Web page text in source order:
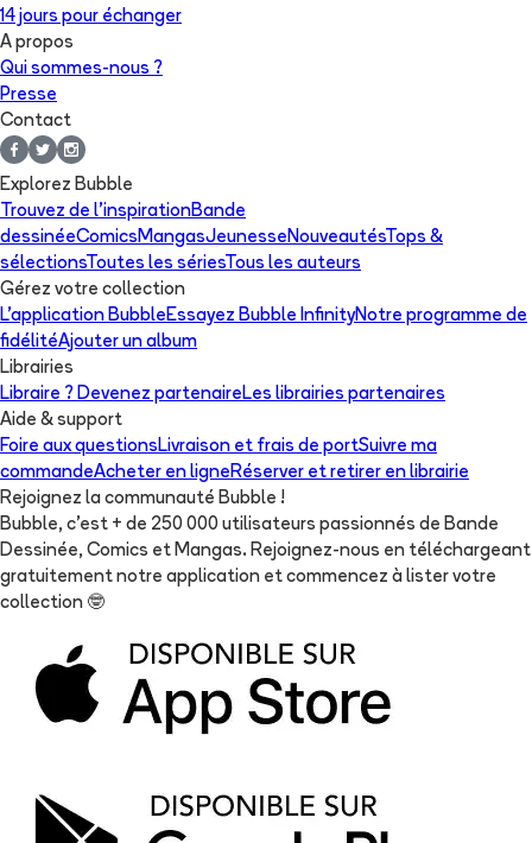
14 jours pour échanger
A propos
Qui sommes-nous ?
Presse
Contact
Explorez Bubble
Trouvez de l'inspirationBande
dessinéeComics MangasJeunesse NouveautésTops &
sélectionsToutes les sériesTous les auteurs
Gérez votre collection
L'application Bubble Essayez Bubble InfinityNotre programme de
fidélitéAjouter un album
Librairies
Libraire ? Devenez partenaire Les librairies partenaires
Aide & support
Foire aux questions Livraison et frais de portSuivre ma
commandeAcheter en ligne Réserver et retirer en librairie
Rejoignez la communauté Bubble !
Bubble, c'est + de 250 000 utilisateurs passionnés de Bande
Dessinée, Comics et Mangas. Rejoignez-nous en téléchargeant
gratuitement notre application et commencez à lister votre
collection 🤓